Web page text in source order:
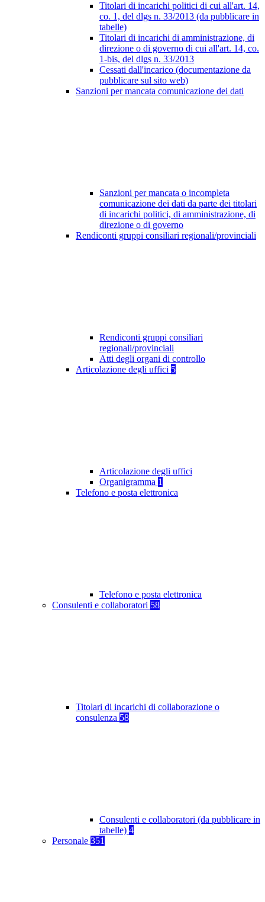
Titolari di incarichi politici di cui all'art. 14,
co. 1, del dlgs n. 33/2013 (da pubblicare in
tabelle)
Titolari di incarichi di amministrazione, di
direzione o di governo di cui all'art. 14, co.
1-bis, del dlgs n. 33/2013
Cessati dall'incarico (documentazione da
pubblicare sul sito web)
Sanzioni per mancata comunicazione dei dati
Sanzioni per mancata o incompleta
comunicazione dei dati da parte dei titolari
di incarichi politici, di amministrazione, di
direzione o di governo
Rendiconti gruppi consiliari regionali/provinciali
Rendiconti gruppi consiliari
regionali/provinciali
Atti degli organi di controllo
Articolazione degli uffici 5
Articolazione degli uffici
Organigramma 1
Telefono e posta elettronica
Telefono e posta elettronica
Consulenti e collaboratori 58
Titolari di incarichi di collaborazione o
consulenza 58
Consulenti e collaboratori (da pubblicare in
tabelle) 4
Personale 351